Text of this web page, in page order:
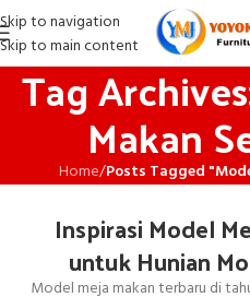
Skip to navigation
Skip to main content
Tag
Makan
Home/Posts Tagged
Inspirasi Model
untuk Hunian
Model meja makan terbaru di